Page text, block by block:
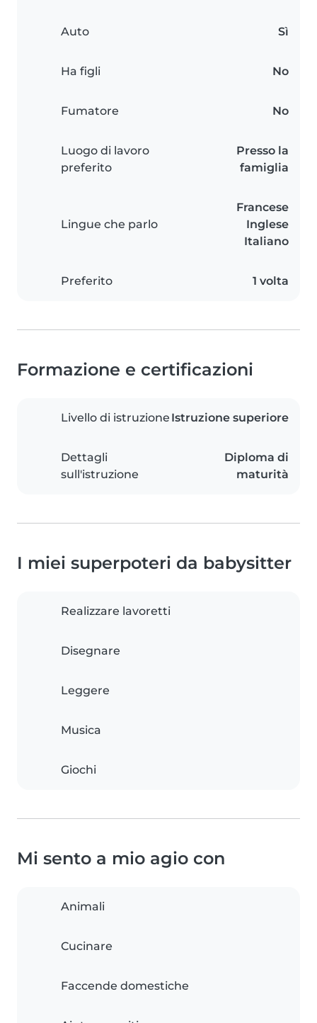
Auto Sì
Ha figli No
Fumatore No
Luogo di lavoro
preferito
Presso la
famiglia
Lingue che parlo
Francese
Inglese
Italiano
Preferito 1 volta
Formazione e certificazioni
Livello di istruzione Istruzione superiore
Dettagli
sull'istruzione
Diploma di
maturità
I miei superpoteri da babysitter
Realizzare lavoretti
Disegnare
Leggere
Musica
Giochi
Mi sento a mio agio con
Animali
Cucinare
Faccende domestiche